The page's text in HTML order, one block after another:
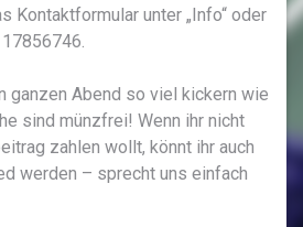
Kontaktformular unter „Info“ oder
ganzen Abend so viel kickern wie
sind münzfrei! Wenn ihr nicht
zahlen wollt, könnt ihr auch
werden – sprecht uns einfach